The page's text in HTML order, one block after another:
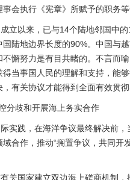
会执行《宪章》所赋予的职务
以来，已与14个陆地邻国中的
陆地边界长度的90%。中国与
懈努力是有目共睹的。不言而
当事国人民的理解和支持，能
有关协议才能得到全面有效贯
歧和开展海上务实合作
践，在海洋争议最终解决前，
合作，推动“搁置争议，共同
国家建立双边海上磋商机制，